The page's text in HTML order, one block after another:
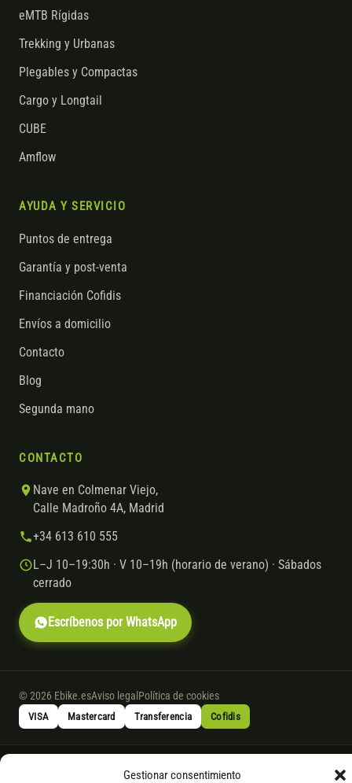
Gestionar consentimiento
eMTB Rígidas
Trekking y Urbanas
Plegables y Compactas
Cargo y Longtail
CUBE
Amflow
AYUDA Y SERVICIO
Puntos de entrega
Garantía y post-venta
Financiación Cofidis
Envíos a domicilio
Contacto
Blog
Segunda mano
CONTACTO
Nave en Colmenar Viejo,
Calle Madroño 4A, Madrid
+34 613 610 555
L–J 10–19:30h · V 10–19h (horario de verano) · Sábados
cerrado
Escríbenos por WhatsApp
© 2026 Ebike.esAviso legal Política de cookies
VISA Mastercard Transferencia Cofidis